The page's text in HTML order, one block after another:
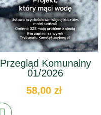
Przegląd Komunalny
01/2026
58,00 zł